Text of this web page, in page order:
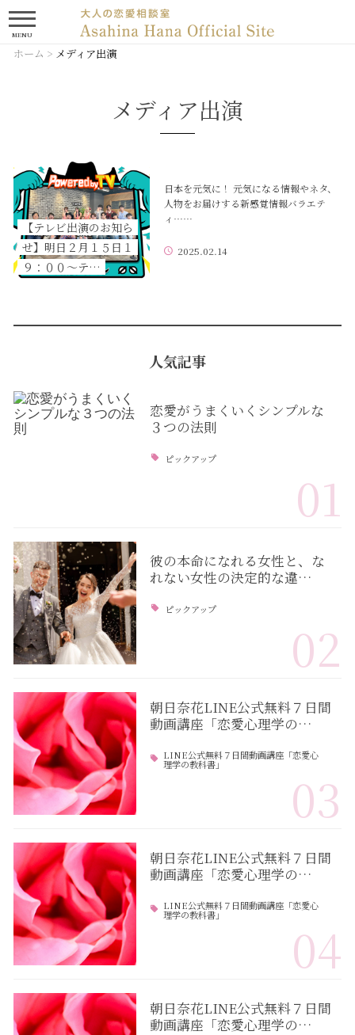
MENU
ホーム > メディア出演
メディア出演
【テレビ出演のお知ら
せ】明日２月１５日１
９：００～テ…
日本を元気に！ 元気になる情報やネタ、
人物をお届けする新感覚情報バラエテ
ィ……
2025.02.14
人気記事
恋愛がうまくいくシンプルな
３つの法則
ピックアップ
01
彼の本命になれる女性と、な
れない女性の決定的な違…
ピックアップ
02
朝日奈花LINE公式無料７日間
動画講座「恋愛心理学の…
LINE公式無料７日間動画講座「恋愛心
理学の教科書」
03
朝日奈花LINE公式無料７日間
動画講座「恋愛心理学の…
LINE公式無料７日間動画講座「恋愛心
理学の教科書」
04
朝日奈花LINE公式無料７日間
動画講座「恋愛心理学の…